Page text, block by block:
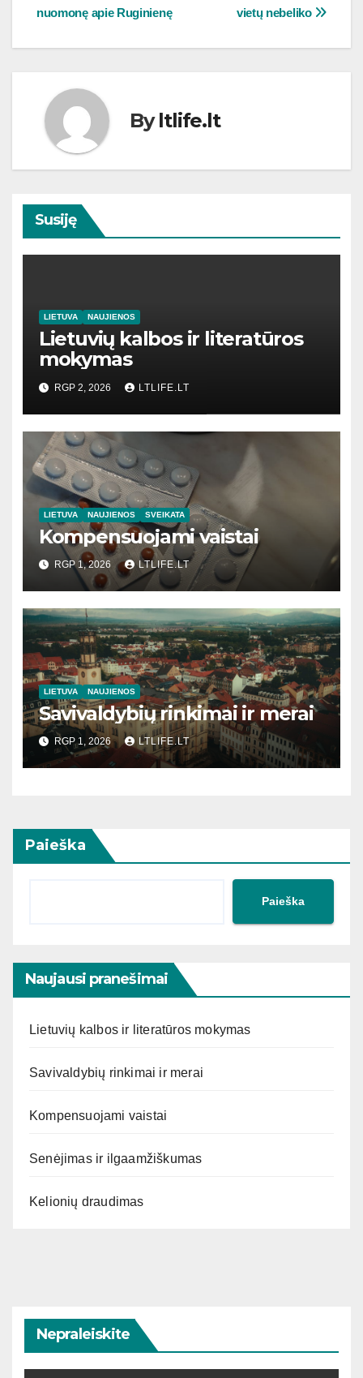
tarp
įrašų
vietų nebeliko
nuomonę apie Ruginienę
Byltlife.lt
Susiję
LIETUVA NAUJIENOS
Lietuvių kalbos ir literatūros
mokymas
RGP 2, 2026 LTLIFE.LT
LIETUVA NAUJIENOS SVEIKATA
Kompensuojami vaistai
RGP 1, 2026 LTLIFE.LT
LIETUVA NAUJIENOS
Savivaldybių rinkimai ir merai
RGP 1, 2026 LTLIFE.LT
Paieška
Paieška
Naujausi pranešimai
Lietuvių kalbos ir literatūros mokymas
Savivaldybių rinkimai ir merai
Kompensuojami vaistai
Senėjimas ir ilgaamžiškumas
Kelionių draudimas
Nepraleiskite